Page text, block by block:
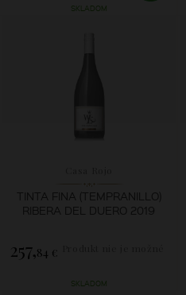
SKLADOM
TINTA FINA (TEMPRANILLO)
RIBERA DEL DUERO 2019
257,84 €
SKLADOM